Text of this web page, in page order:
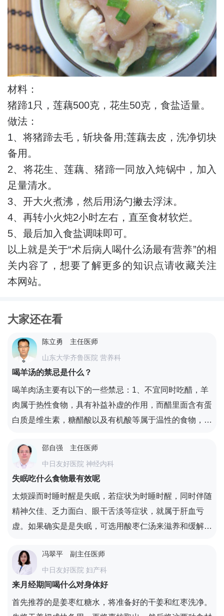
材料：
猪蹄1只，莲藕500克，花生50克，食盐适量。
做法：
1、将猪蹄去毛，斩块备用;莲藕去皮，洗净切块
备用。
2、将花生、莲藕、猪蹄一同放入炖锅中，加入
足量清水。
3、开大火煮沸，然后用汤勺撇去浮沫。
4、再转小火炖2小时左右，直至食材软烂。
5、最后加入食盐调味即可。
以上就是关于“术后病人喝什么汤最有营养”的相
关内容了，想要了解更多的知识点请收藏关注
本网站。
大家还在看
陈立勇
主任医师
山东大学齐鲁医院 营养科
喝羊汤的禁忌是什么？
喝羊肉汤主要有以下的一些禁忌：1、不宜同时吃醋，羊
肉属于热性食物，具有补益补虚的作用，而醋里面含有蛋
白质是维生素，糖醋酸以及有机酸等属于温性的食物，通
2、不宜同时吃南瓜，喝羊肉汤的同时不适合吃南瓜，否
则容易引起脚气病或黄疸等情况；3、不宜马上饮茶，羊
肉里面含有比较丰富的蛋白质，茶叶里面有鞣酸，如果在
吃完羊肉汤之后马上喝茶，它会产生鞣酸蛋白质，从而引
起人体便秘；4、肝炎病人忌吃羊肉，羊肉它属于干温大
热的食物，肝病患者吃的过多会引起病情加重。
邵自强
主任医师
中日友好医院 神经内科
失眠吃什么食物最有效呢
太烦躁而时睡时醒是失眠，若症状为时睡时醒，同时伴随
精神欠佳、乏力面白、眼干舌淡等症状，就属于肝血亏
虚。如果确实是是失眠，可选用酸枣仁汤来滋养和缓解。
物，才有效，比如压力大引起的失眠，可以多吃点绿色及
口感带酸的水果，如柠檬、猕猴桃、梅子、李子等。肝火
旺盛引起的失眠，因为容易口渴，需要喝充足的水，推
荐：玫瑰花茶、薰衣草茶，还加入有安神作用的酸枣仁，
冯翠平
副主任医师
中日友好医院 妇产科
来月经期间喝什么对身体好
首先推荐的是姜枣红糖水，将准备好的干姜和红枣洗净。